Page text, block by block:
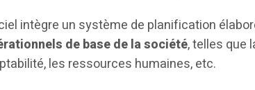
intègre un système de planification
de base de la société, telles que
les ressources humaines, etc.